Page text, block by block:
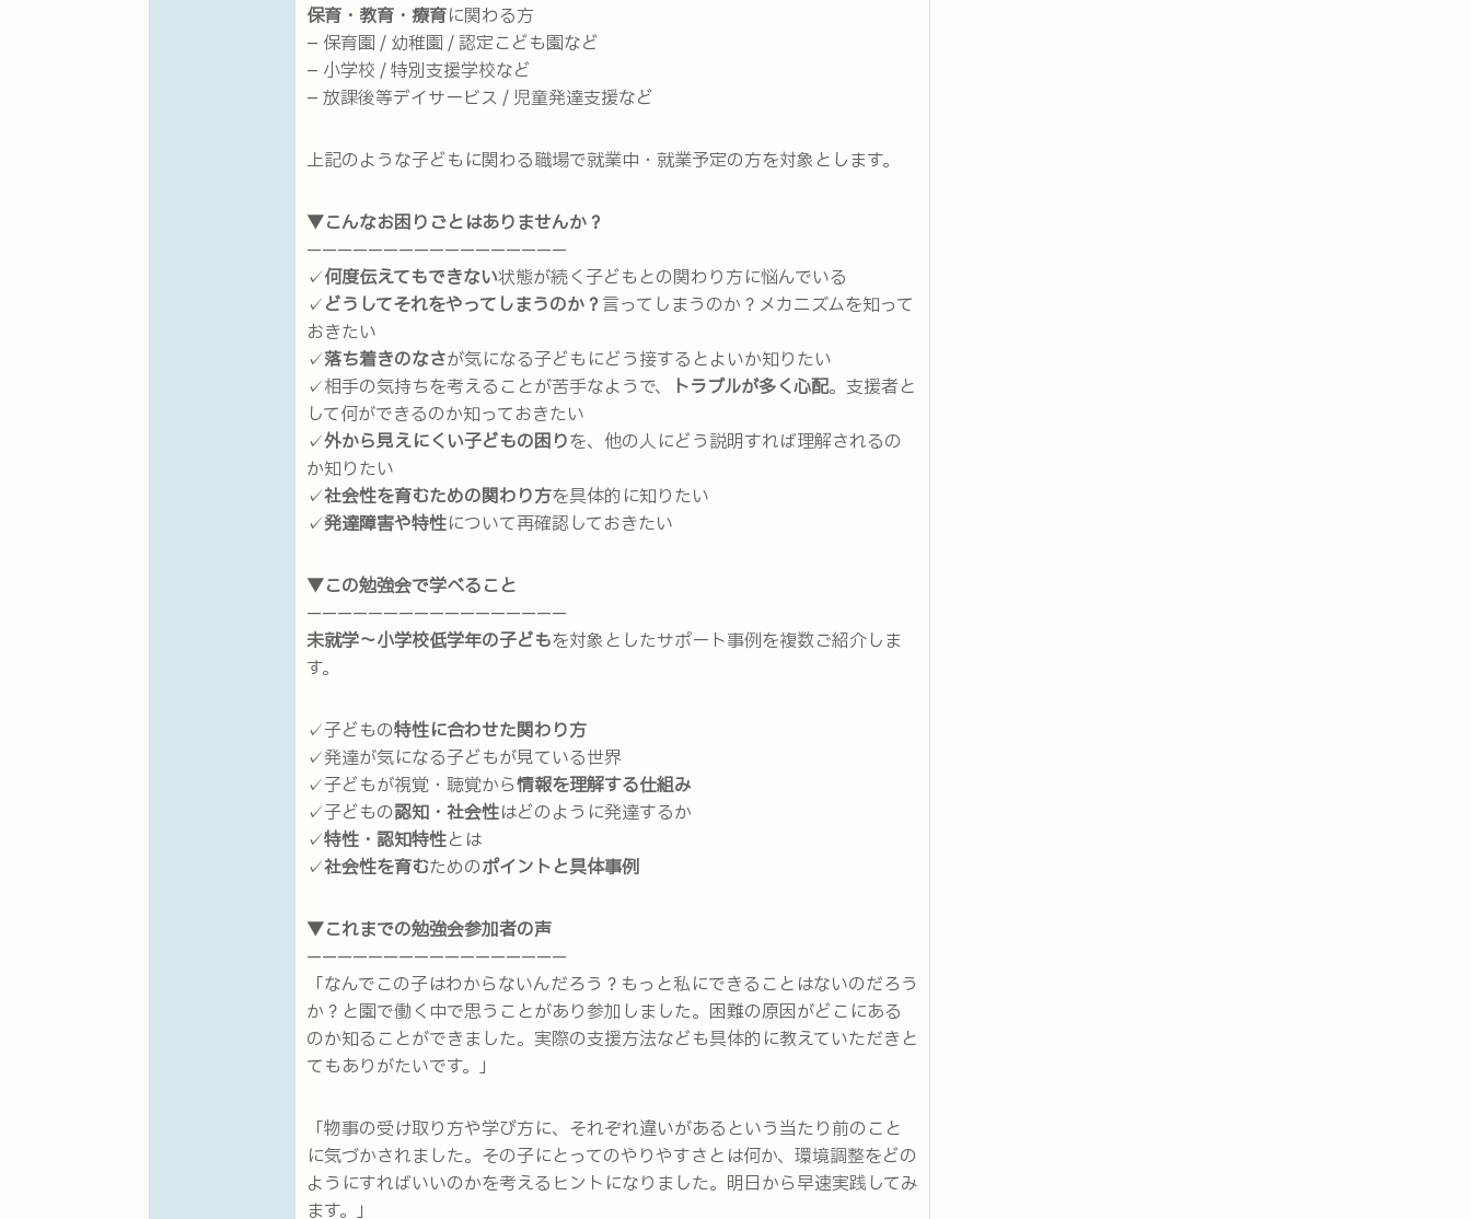
保育・教育・療育に関わる方
– 保育園 / 幼稚園 / 認定こども園など
– 小学校 / 特別支援学校など
– 放課後等デイサービス / 児童発達支援など
上記のような子どもに関わる職場で就業中・就業予定の方を対象とします。
▼こんなお困りごとはありませんか？
—————————————————
✓何度伝えてもできない状態が続く子どもとの関わり方に悩んでいる
✓どうしてそれをやってしまうのか？ 言ってしまうのか？メカニズムを知って
おきたい
✓落ち着きのなさが気になる子どもにどう接するとよいか知りたい
✓相手の気持ちを考えることが苦手なようで、
トラブルが多く心配。支援者と
して何ができるのか知っておきたい
✓外から見えにくい子どもの困りを、他の人にどう説明すれば理解されるの
か知りたい
✓社会性を育むための関わり方を具体的に知りたい
✓発達障害や特性について再確認しておきたい
▼この勉強会で学べること
—————————————————
未就学～小学校低学年の子どもを対象としたサポート事例を複数ご紹介しま
す。
✓子どもの特性に合わせた関わり方
✓発達が気になる子どもが見ている世界
✓子どもが視覚・聴覚から情報を理解する仕組み
✓子どもの認知・社会性はどのように発達するか
✓特性・認知特性とは
✓社会性を育むためのポイントと具体事例
▼これまでの勉強会参加者の声
—————————————————
「なんでこの子はわからないんだろう？もっと私にできることはないのだろう
か？と園で働く中で思うことがあり参加しました。困難の原因がどこにある
のか知ることができました。実際の支援方法なども具体的に教えていただきと
てもありがたいです。」
「物事の受け取り方や学び方に、それぞれ違いがあるという当たり前のこと
に気づかされました。その子にとってのやりやすさとは何か、環境調整をどの
ようにすればいいのかを考えるヒントになりました。明日から早速実践してみ
ます。」